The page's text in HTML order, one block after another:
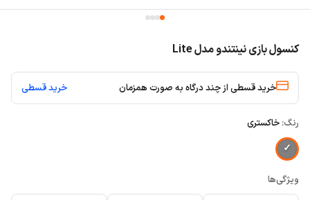
کنسول بازی نینتندو مدل Lite
خرید قسطی از چند درگاه به صورت همزمان خرید قسطی
رنگ: خاکستری
ویژگی‌ها